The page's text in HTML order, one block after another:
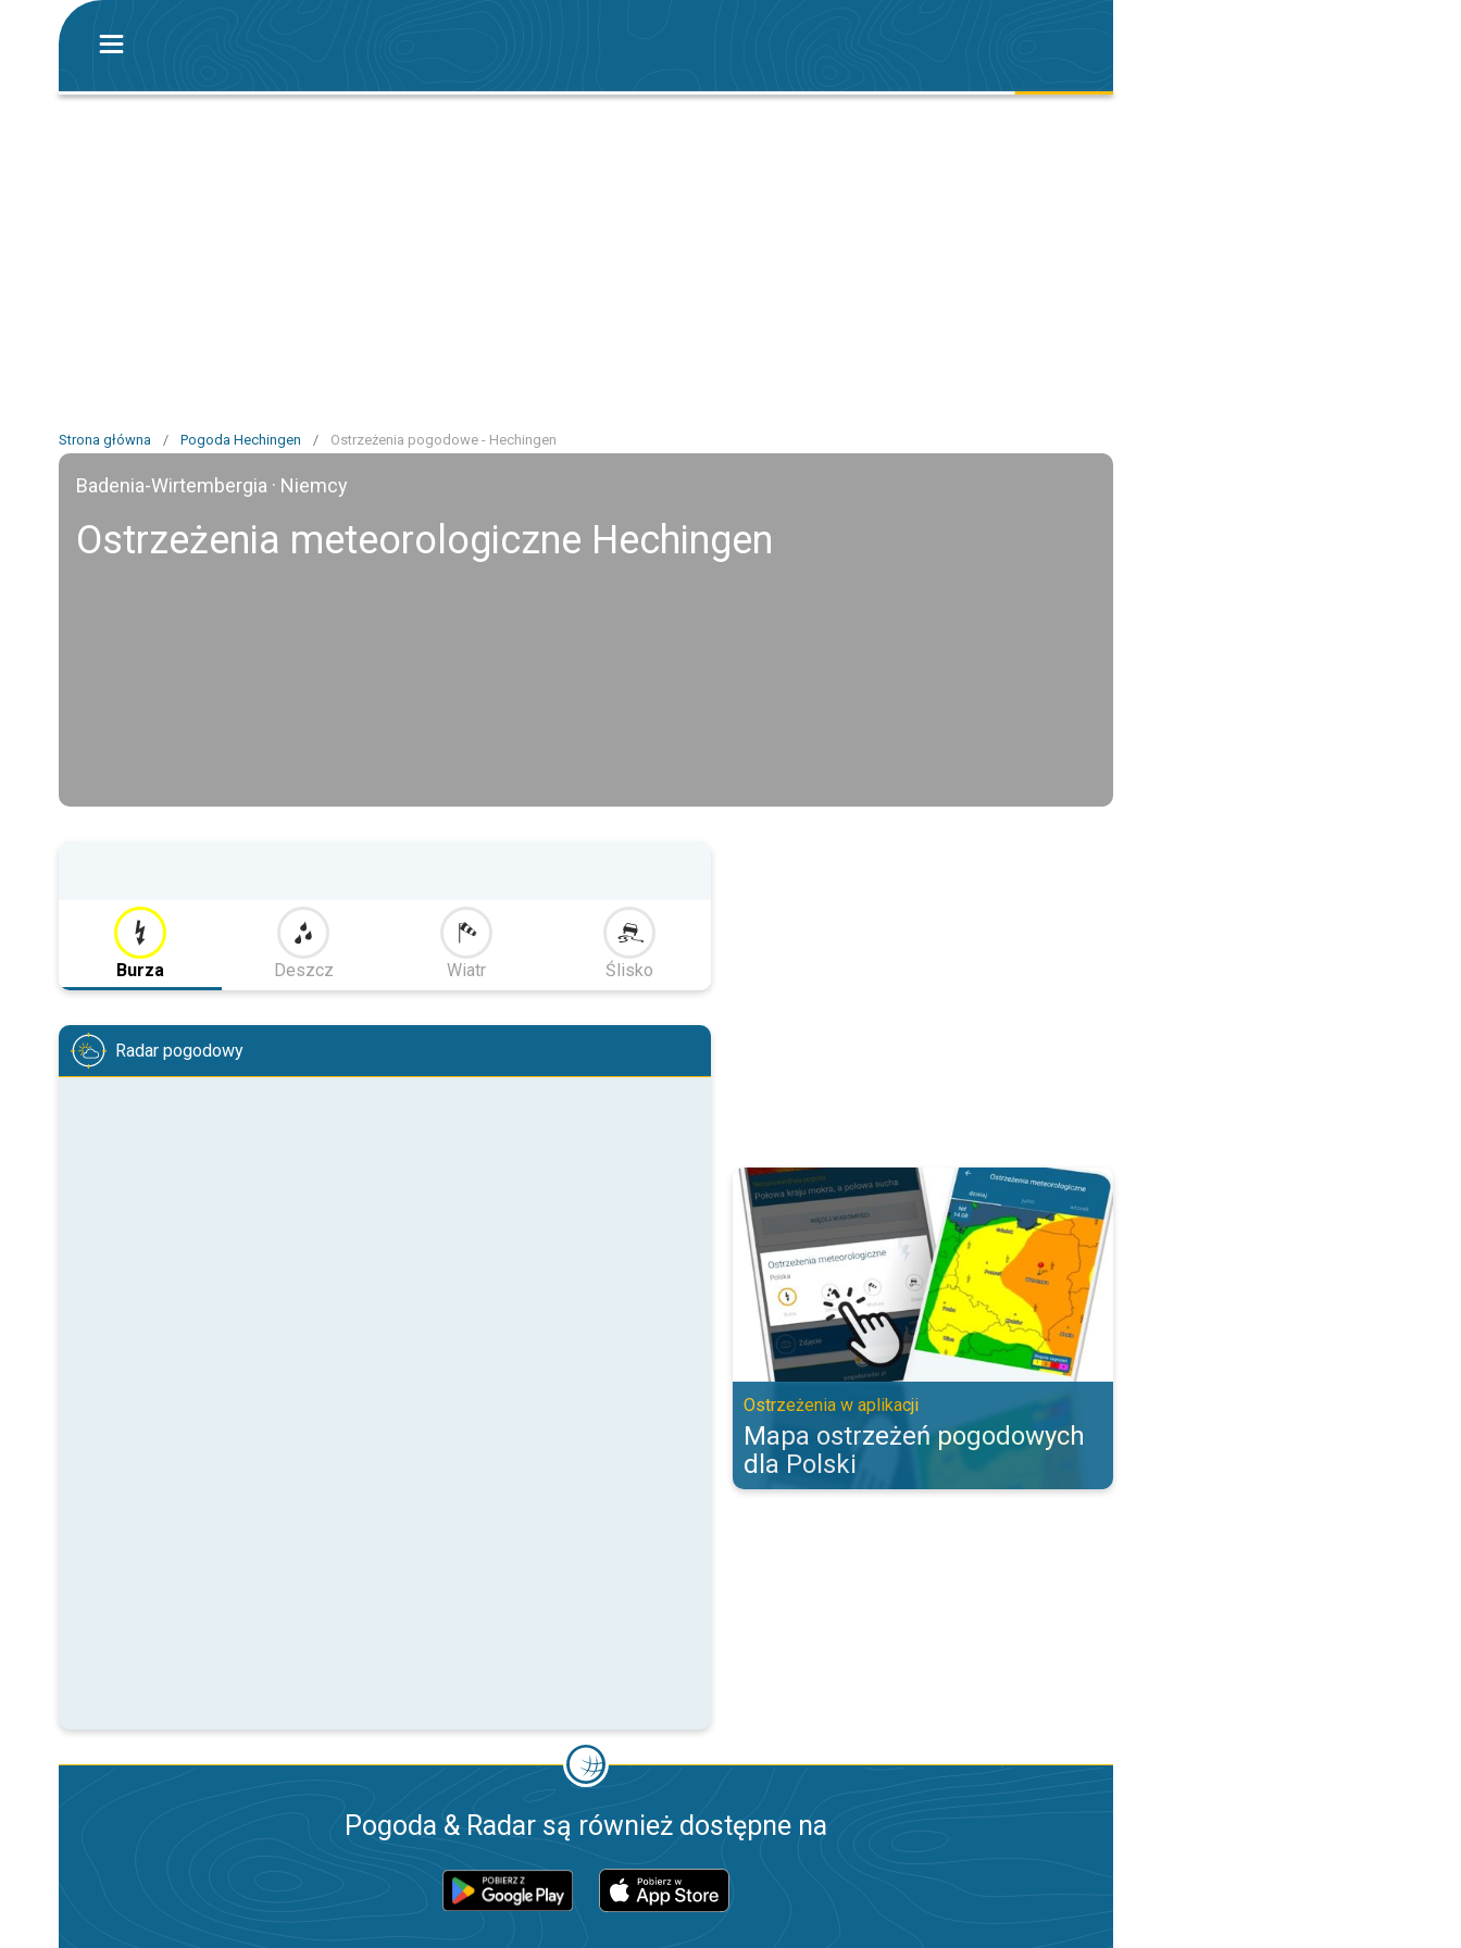
Strona główna / Pogoda Hechingen / Ostrzeżenia pogodowe - Hechingen
Badenia-Wirtembergia · Niemcy
Ostrzeżenia meteorologiczne Hechingen
Burza Deszcz Wiatr Ślisko
Radar pogodowy
Mapa ostrzeżeń pogodowych dla Polski. Ostrzeżenia w aplikacji. . .
Ostrzeżenia w aplikacji
Mapa ostrzeżeń pogodowych
dla Polski
Pogoda & Radar są również dostępne na